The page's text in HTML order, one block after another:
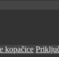
kopačice